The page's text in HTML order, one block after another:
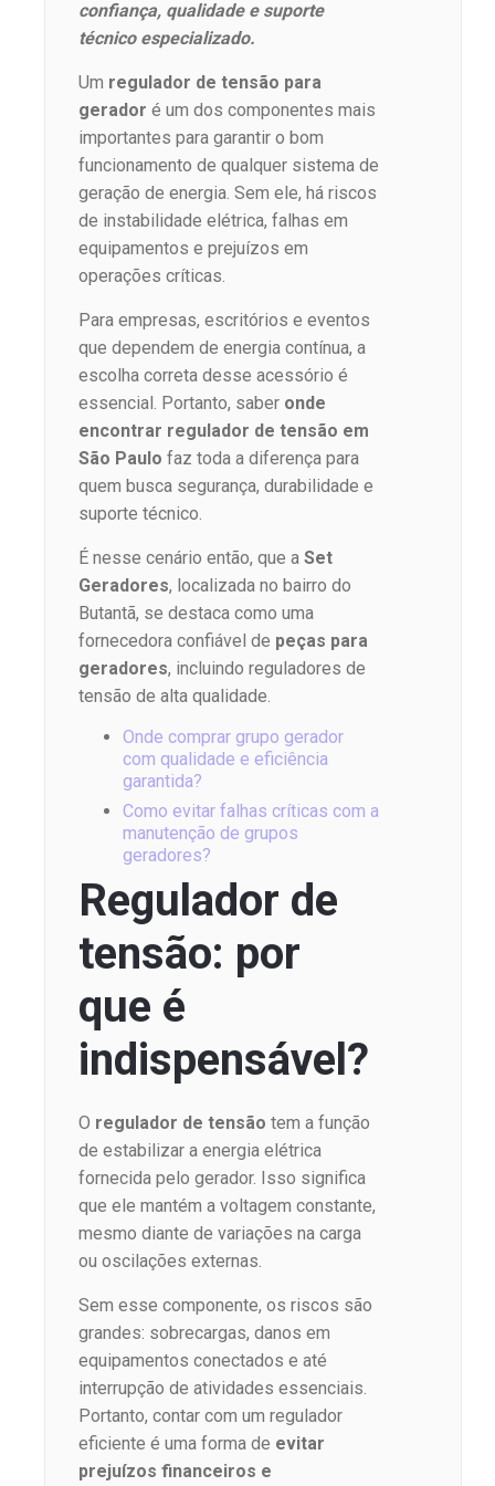
confiança, qualidade e suporte
técnico especializado.
Um regulador de tensão para
gerador é um dos componentes mais
importantes para garantir o bom
funcionamento de qualquer sistema de
geração de energia. Sem ele, há riscos
de instabilidade elétrica, falhas em
equipamentos e prejuízos em
operações críticas.
Para empresas, escritórios e eventos
que dependem de energia contínua, a
escolha correta desse acessório é
essencial. Portanto, saber onde
encontrar regulador de tensão em
São Paulo faz toda a diferença para
quem busca segurança, durabilidade e
suporte técnico.
É nesse cenário então, que a Set
Geradores, localizada no bairro do
Butantã, se destaca como uma
fornecedora confiável de peças para
geradores, incluindo reguladores de
tensão de alta qualidade.
Onde comprar grupo gerador
com qualidade e eficiência
garantida?
Como evitar falhas críticas com a
manutenção de grupos
geradores?
Regulador de
tensão: por
que é
indispensável?
O regulador de tensão tem a função
de estabilizar a energia elétrica
fornecida pelo gerador. Isso significa
que ele mantém a voltagem constante,
mesmo diante de variações na carga
ou oscilações externas.
Sem esse componente, os riscos são
grandes: sobrecargas, danos em
equipamentos conectados e até
interrupção de atividades essenciais.
Portanto, contar com um regulador
eficiente é uma forma de evitar
prejuízos financeiros e